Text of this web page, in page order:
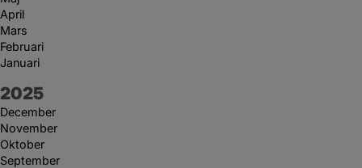
April
Mars
Februari
Januari
År:
2025
December
November
Oktober
September